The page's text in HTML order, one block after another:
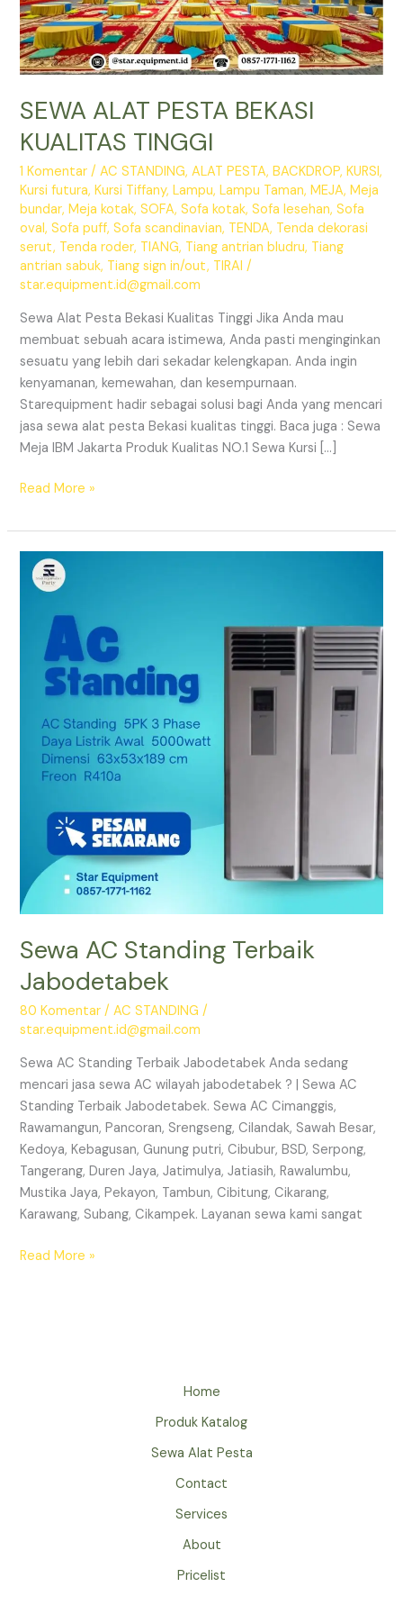
SEWA ALAT PESTA BEKASI
KUALITAS TINGGI
1 Komentar /AC STANDING,ALAT PESTA,BACKDROP,KURSI,
Kursi futura,Kursi Tiffany,Lampu,Lampu Taman,MEJA,Meja
bundar,Meja kotak,SOFA,Sofa kotak,Sofa lesehan,Sofa
oval,Sofa puff,Sofa scandinavian, TENDA, Tenda dekorasi
serut, Tenda roder, TIANG, Tiang antrian bludru, Tiang
antrian sabuk, Tiang sign in/out, TIRAI /
star.equipment.id@gmail.com
Sewa Alat Pesta Bekasi Kualitas Tinggi Jika Anda mau
membuat sebuah acara istimewa, Anda pasti menginginkan
sesuatu yang lebih dari sekadar kelengkapan. Anda ingin
kenyamanan, kemewahan, dan kesempurnaan.
Starequipment hadir sebagai solusi bagi Anda yang mencari
jasa sewa alat pesta Bekasi kualitas tinggi. Baca juga : Sewa
Meja IBM Jakarta Produk Kualitas NO.1 Sewa Kursi […]
SEWA
PESTA
BEKASI
KUALITAS
TINGGI
Read More »
Sewa AC Standing Terbaik
Jabodetabek
80 Komentar /AC STANDING /
star.equipment.id@gmail.com
Sewa AC Standing Terbaik Jabodetabek Anda sedang
mencari jasa sewa AC wilayah jabodetabek ? | Sewa AC
Standing Terbaik Jabodetabek. Sewa AC Cimanggis,
Rawamangun, Pancoran, Srengseng, Cilandak, Sawah Besar,
Kedoya, Kebagusan, Gunung putri, Cibubur, BSD, Serpong,
Tangerang, Duren Jaya, Jatimulya, Jatiasih, Rawalumbu,
Mustika Jaya, Pekayon, Tambun, Cibitung, Cikarang,
Karawang, Subang, Cikampek. Layanan sewa kami sangat
Sewa
Read More »
Home
Produk Katalog
Sewa Alat Pesta
Contact
Services
About
Pricelist